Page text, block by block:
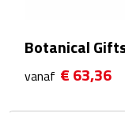
Drinkflessen met
Botanical
vanaf € 63,36